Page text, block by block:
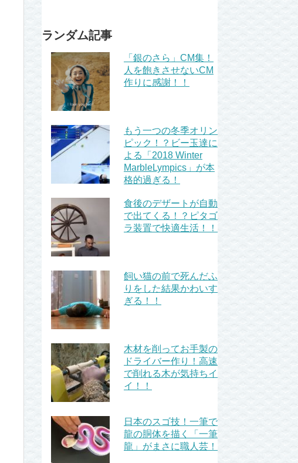
ランダム記事
「銀のさら」CM集！
人を飽きさせないCM
作りに感謝！！
もう一つの冬季オリン
ピック！？ビー玉達に
よる「2018 Winter
MarbleLympics」が本
格的過ぎる！
食後のデザートが自動
で出てくる！？ピタゴ
ラ装置で快適生活！！
飼い猫の前で死んだふ
りをした結果かわいす
ぎる！！
木材を削ってお手製の
ドライバー作り！高速
で削れる木が気持ちイ
イ！！
日本のスゴ技！一筆で
龍の胴体を描く「一筆
龍」がまさに職人芸！